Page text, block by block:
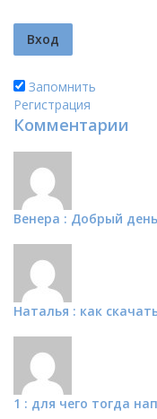
Запомнить
Регистрация
Комментарии
Венера : Добрый
Наталья : как
1 : для чего тогда